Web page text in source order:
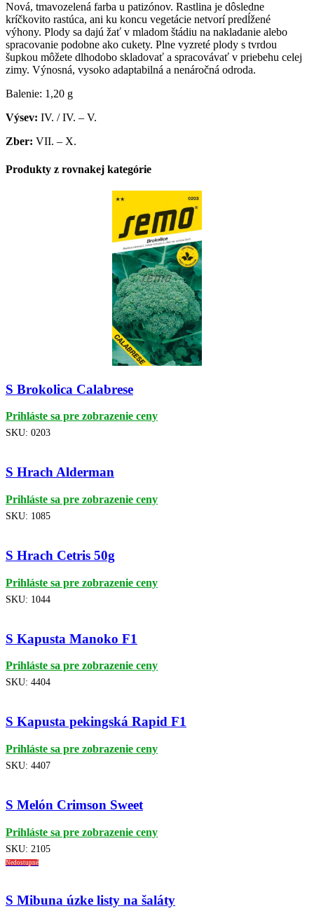
Nová, tmavozelená farba u patizónov. Rastlina je dôsledne
kríčkovito rastúca, ani ku koncu vegetácie netvorí predĺžené
výhony. Plody sa dajú žať v mladom štádiu na nakladanie alebo
spracovanie podobne ako cukety. Plne vyzreté plody s tvrdou
šupkou môžete dlhodobo skladovať a spracovávať v priebehu celej
zimy. Výnosná, vysoko adaptabilná a nenáročná odroda.
Balenie: 1,20 g
Výsev: IV. / IV. – V.
Zber: VII. – X.
Produkty z rovnakej kategórie
S Brokolica Calabrese
Prihláste sa pre zobrazenie ceny
SKU: 0203
S Hrach Alderman
Prihláste sa pre zobrazenie ceny
SKU: 1085
S Hrach Cetris 50g
Prihláste sa pre zobrazenie ceny
SKU: 1044
S Kapusta Manoko F1
Prihláste sa pre zobrazenie ceny
SKU: 4404
S Kapusta pekingská Rapid F1
Prihláste sa pre zobrazenie ceny
SKU: 4407
S Melón Crimson Sweet
Prihláste sa pre zobrazenie ceny
SKU: 2105
Nedostupné
S Mibuna úzke listy na šaláty